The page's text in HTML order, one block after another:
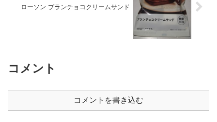
ローソン ブランチョコクリームサンド
コメント
コメントを書き込む